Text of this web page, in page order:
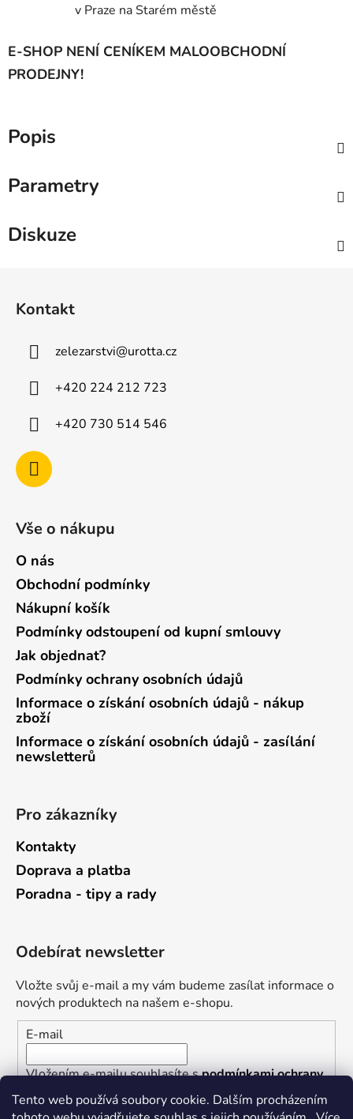
Tento web používá soubory cookie. Dalším procházením
v Praze na Starém městě
E-SHOP NENÍ CENÍKEM MALOOBCHODNÍ
PRODEJNY!
Popis
Parametry
Diskuze
Kontakt
zelezarstvi@urotta.cz
+420 224 212 723
+420 730 514 546
Vše o nákupu
O nás
Obchodní podmínky
Nákupní košík
Podmínky odstoupení od kupní smlouvy
Jak objednat?
Podmínky ochrany osobních údajů
Informace o získání osobních údajů - nákup
zboží
Informace o získání osobních údajů - zasílání
newsletterů
Pro zákazníky
Kontakty
Doprava a platba
Poradna - tipy a rady
Odebírat newsletter
Vložte svůj e-mail a my vám budeme zasílat informace o
nových produktech na našem e-shopu.
E-mail
Vložením e-mailu souhlasíte spodmínkami ochrany
osobních údajů